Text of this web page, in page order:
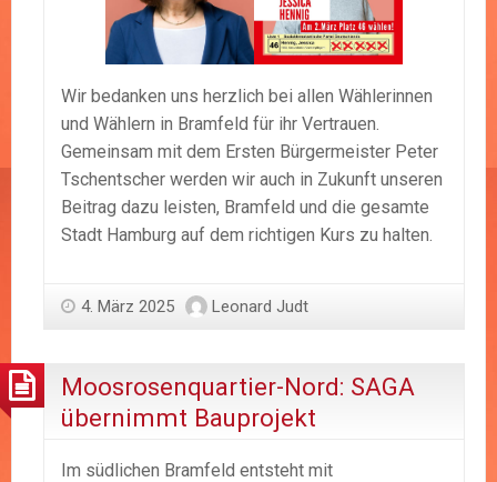
Wir bedanken uns herzlich bei allen Wählerinnen
und Wählern in Bramfeld für ihr Vertrauen.
Gemeinsam mit dem Ersten Bürgermeister Peter
Tschentscher werden wir auch in Zukunft unseren
Beitrag dazu leisten, Bramfeld und die gesamte
Stadt Hamburg auf dem richtigen Kurs zu halten.
4. März 2025 Leonard Judt
Moosrosenquartier-Nord: SAGA
übernimmt Bauprojekt
Im südlichen Bramfeld entsteht mit